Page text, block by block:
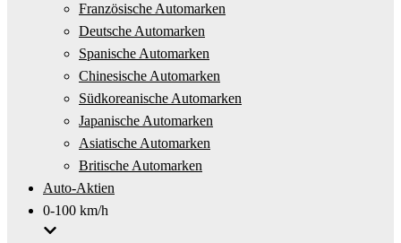
Französische Automarken
Deutsche Automarken
Spanische Automarken
Chinesische Automarken
Südkoreanische Automarken
Japanische Automarken
Asiatische Automarken
Britische Automarken
Auto-Aktien
0-100 km/h